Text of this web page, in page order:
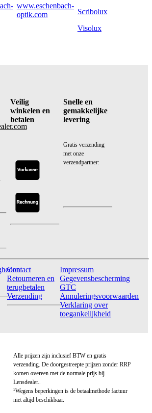
www.eschenbach-
optik.com
Scribolux
Visolux
Veilig
winkelen en
betalen
Snelle en
gemakkelijke
levering
Gratis verzending
met onze
verzendpartner:
Contact
Retourneren en
terugbetalen
Verzending
Impressum
Gegevensbescherming
GTC
Annuleringsvoorwaarden
Verklaring over
toegankelijkheid
Alle prijzen zijn inclusief BTW en gratis
verzending. De doorgestreepte prijzen zonder RRP
komen overeen met de normale prijs bij
Lensdealer..
¹Wegens beperkingen is de betaalmethode factuur
niet altijd beschikbaar.